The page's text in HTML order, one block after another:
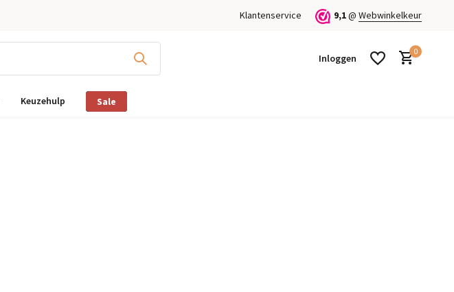
Klantenservice 9,1@ Webwinkelkeur
Inloggen
0
Keuzehulp Sale